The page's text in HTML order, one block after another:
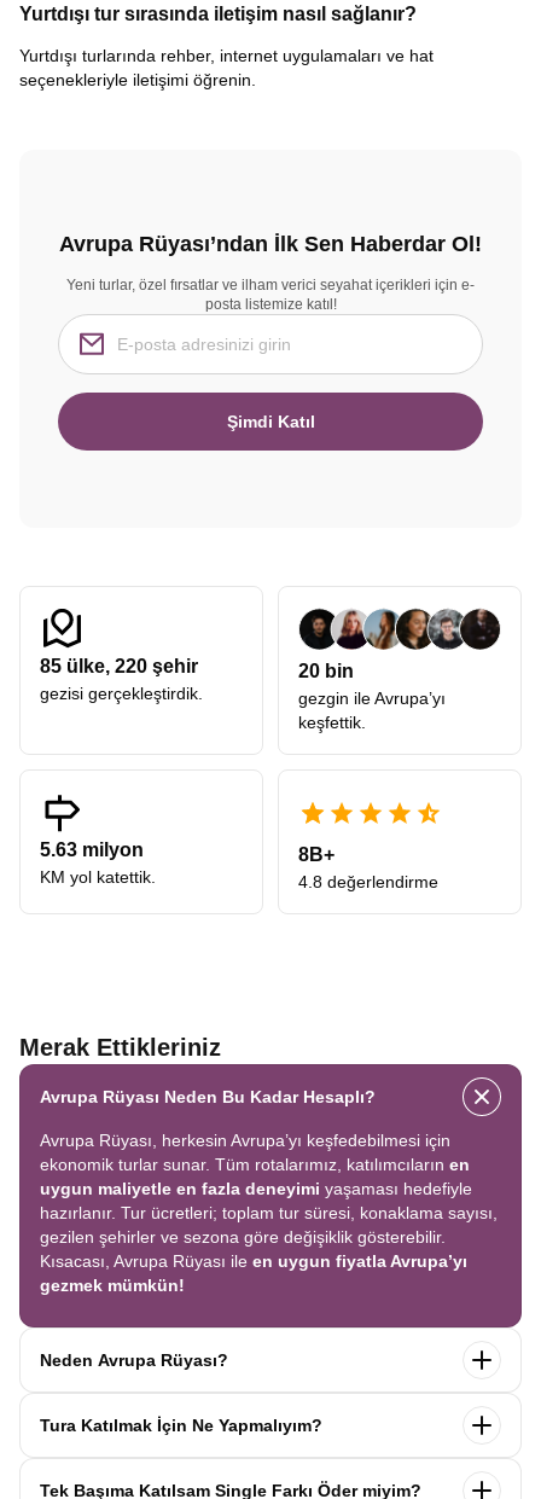
Yurtdışı tur sırasında iletişim nasıl sağlanır?
Yurtdışı turlarında rehber, internet uygulamaları ve hat
seçenekleriyle iletişimi öğrenin.
Avrupa Rüyası’ndan İlk Sen Haberdar Ol!
Yeni turlar, özel fırsatlar ve ilham verici seyahat içerikleri için e-
posta listemize katıl!
Şimdi Katıl
85 ülke, 220 şehir
gezisi gerçekleştirdik.
20 bin
gezgin ile Avrupa’yı
keşfettik.
5.63 milyon
KM yol katettik.
8B+
4.8 değerlendirme
Merak Ettikleriniz
Avrupa Rüyası Neden Bu Kadar Hesaplı?
Avrupa Rüyası, herkesin Avrupa’yı keşfedebilmesi için
ekonomik turlar sunar. Tüm rotalarımız, katılımcıların en
uygun maliyetle en fazla deneyimi yaşaması hedefiyle
hazırlanır. Tur ücretleri; toplam tur süresi, konaklama sayısı,
gezilen şehirler ve sezona göre değişiklik gösterebilir.
Kısacası, Avrupa Rüyası ile en uygun fiyatla Avrupa’yı
gezmek mümkün!
Neden Avrupa Rüyası?
tek seferde birçok
ülkeyikeşfedin! Ekstra tur ücreti yok, tüm geziler fiyata
ile Avrupa’yı en keyifli şekilde yaşayın.
Tura Katılmak İçin Ne Yapmalıyım?
seyahat sözleşmesinionaylayın.İlk taksitiödediğinizde
Tek Başıma Katılsam Single Farkı Öder miyim?